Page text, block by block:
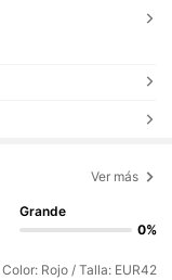
Ver más
Grande
0%
Color: Rojo / Talla: EUR42